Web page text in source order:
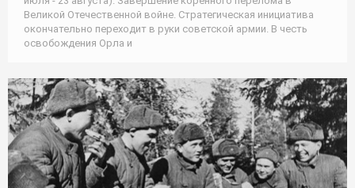
Великой Отечественной войне. Стратегическая инициатива
окончательно переходит в руки советской армии. В честь
освобождения Орла и